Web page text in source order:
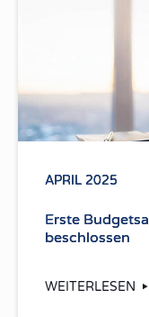
APRIL 2025
Erste
beschlossen
WEITERLESEN